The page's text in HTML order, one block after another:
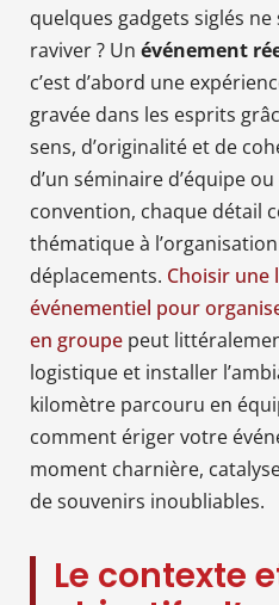
quelques gadgets siglés
raviver ? Un événement
c’est d’abord une
gravée dans les esprits
sens, d’originalité et de
d’un séminaire d’équipe
convention, chaque détail
thématique à
déplacements. Choisir une
événementiel pour
en groupe peut
logistique et installer
kilomètre parcouru en
comment ériger votre
moment charnière,
de souvenirs inoubliables.
Le contexte